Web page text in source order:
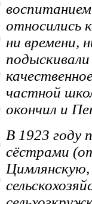
относились
ни времени,
частной
окончил и
В 1923 году
сёстрами
Цимлянскую,